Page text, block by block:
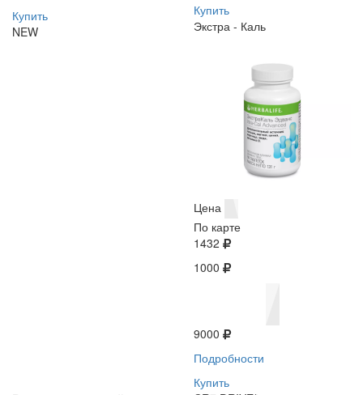
Купить
NEW
Купить
Экстра - Каль
Цена
По карте
1432
1000
9000
Подробности
Купить